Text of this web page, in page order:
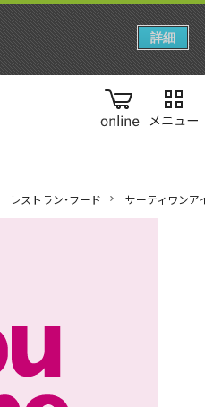
online
レストラン・フード サーティワンア
詳細